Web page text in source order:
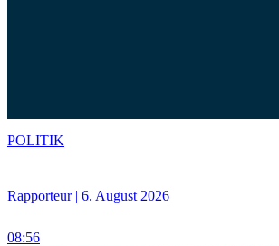
Rapporteur | 6. August 2026
08:56
POLITIK